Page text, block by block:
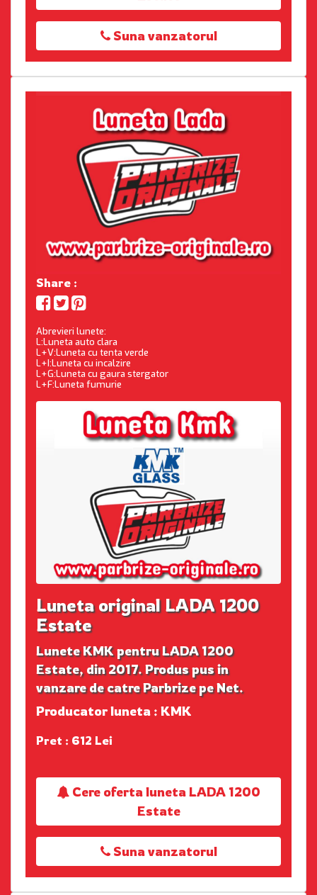
Suna vanzatorul
Share :
Abrevieri lunete:
L:Luneta auto clara
L+V:Luneta cu tenta verde
L+I:Luneta cu incalzire
L+G:Luneta cu gaura stergator
L+F:Luneta fumurie
Luneta original LADA 1200
Estate
Lunete KMK pentru LADA 1200
Estate, din 2017. Produs pus in
vanzare de catre Parbrize pe Net.
Producator luneta : KMK
Pret : 612 Lei
Cere oferta luneta LADA 1200
Estate
Suna vanzatorul